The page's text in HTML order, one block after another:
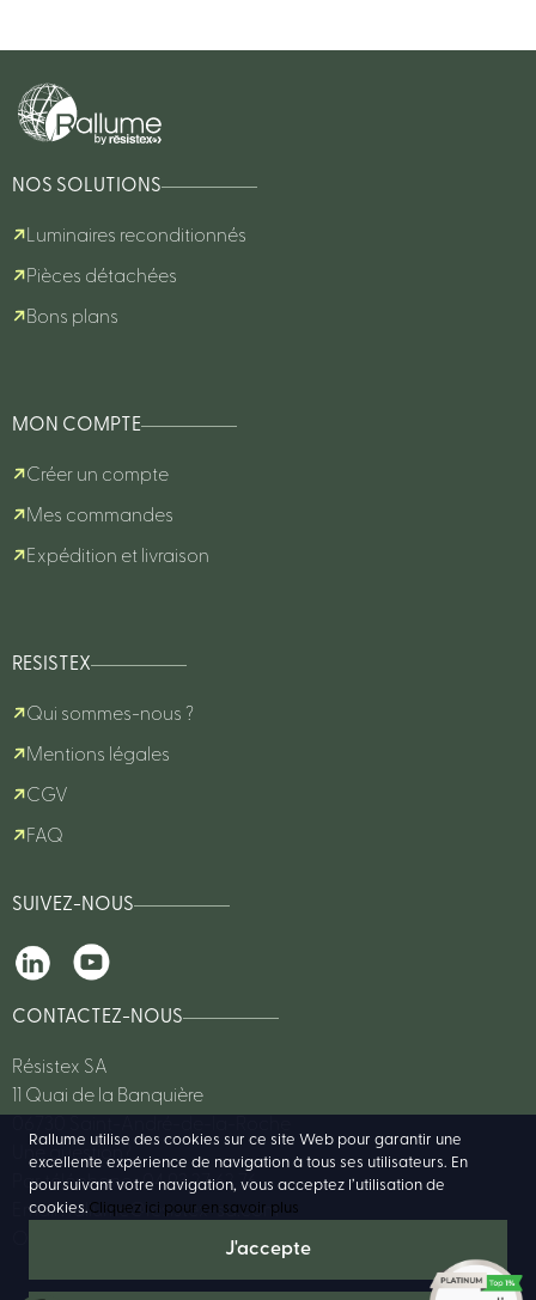
Rallume utilise des cookies sur ce site Web pour garantir une
excellente expérience de navigation à tous ses utilisateurs. En
poursuivant votre navigation, vous acceptez l’utilisation de
cookies.Cliquez ici pour en savoir plus
NOS SOLUTIONS
Luminaires reconditionnés
Pièces détachées
Bons plans
MON COMPTE
Créer un compte
Mes commandes
Expédition et livraison
RESISTEX
Qui sommes-nous ?
Mentions légales
CGV
FAQ
SUIVEZ-NOUS
CONTACTEZ-NOUS
Résistex SA
11 Quai de la Banquière
Une question?
Par téléphone : 04 93 27 62 76
Email :rallume@resistex-sa.com